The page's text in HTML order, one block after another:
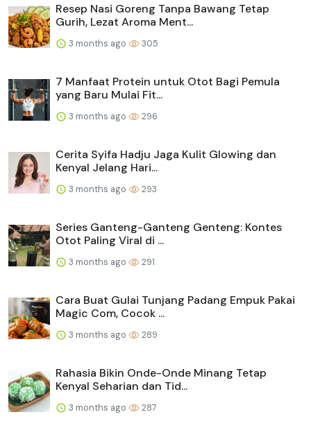
Resep Nasi Goreng Tanpa Bawang Tetap
Gurih, Lezat Aroma Ment...
3 months ago 305
7 Manfaat Protein untuk Otot Bagi Pemula
yang Baru Mulai Fit...
3 months ago 296
Cerita Syifa Hadju Jaga Kulit Glowing dan
Kenyal Jelang Hari...
3 months ago 293
Series Ganteng-Ganteng Genteng: Kontes
Otot Paling Viral di ...
3 months ago 291
Cara Buat Gulai Tunjang Padang Empuk Pakai
Magic Com, Cocok ...
3 months ago 289
Rahasia Bikin Onde-Onde Minang Tetap
Kenyal Seharian dan Tid...
3 months ago 287